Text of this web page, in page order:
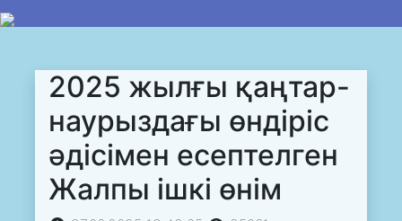
2025 жылғы қаңтар-
наурыздағы өндіріс
әдісімен есептелген
Жалпы ішкі өнім